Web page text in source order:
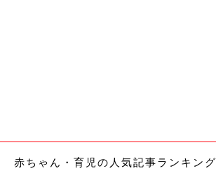
赤ちゃん・育児の人気記事ランキング